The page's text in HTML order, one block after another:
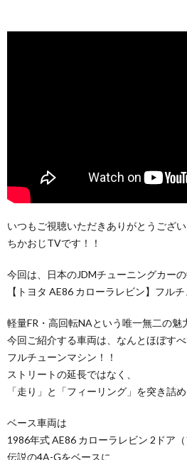
いつもご視聴いただきありがとうござい
ちかおじTVです！！
今回は、日本のJDMチューニングカー
【トヨタ AE86 カローラレビン】フル
軽量FR・高回転NAという唯一無二の魅
今回ご紹介する車両は、なんとほぼす
フルチューンマシン！！
ストリートの延長ではなく、
「走り」と「フィーリング」を突き詰め
ベース車両は
1986年式 AE86 カローラレビン 2ドア（
伝説の4A-Gをベースに、